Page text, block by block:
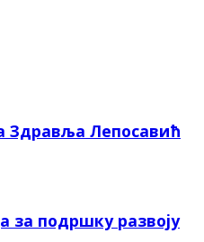
Лепосавић
за подршку развоју